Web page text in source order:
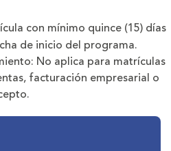
con mínimo quince (15) días
de inicio del programa.
No aplica para matrículas
facturación empresarial o